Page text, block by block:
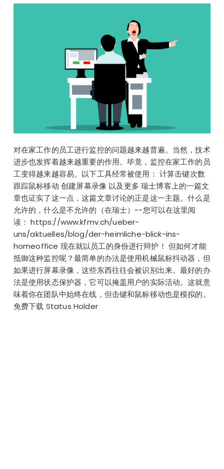
对在家工作的员工进行监控的问题越来越普遍。当然，技术
进步也发挥着越来越重要的作用。毕竟，监控在家工作的员
工变得越来越容易。以下工具经常被使用： 计算击键次数
跟踪鼠标移动 创建屏幕录像 以及更多 瑞士博客上的一篇文
章也证实了这一点，这篇文章讨论的正是这一主题。什么是
允许的，什么是不允许的（在瑞士）--您可以在这里阅
读： https://www.kfmv.ch/ueber-
uns/aktuelles/blog/der-heimliche-blick-ins-
homeoffice 现在就以员工的身份进行辩护！ 但如何才能
抵御这种监控呢？最简单的办法是使用机械鼠标抖动器，但
如果进行屏幕录像，这些东西往往会被识别出来。最好的办
法是使用状态保护器，它可以掩盖用户的实际活动。这就意
味着你在团队中始终在线，但击键和鼠标移动也是模拟的。
免费下载 Status Holder